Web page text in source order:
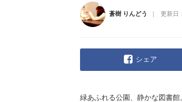
蒼樹 りんどう 更新日：
シェア
緑あふれる公園、静かな図書